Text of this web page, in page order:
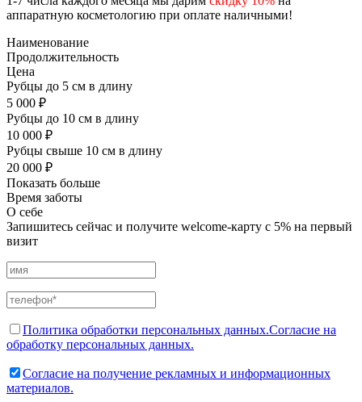
аппаратную косметологию при оплате наличными!
Наименование
Продолжительность
Цена
Рубцы до 5 см в длину
5 000 ₽
Рубцы до 10 см в длину
10 000 ₽
Рубцы свыше 10 см в длину
20 000 ₽
Показать больше
Время заботы
О себе
Запишитесь сейчас и получите welcome-карту с 5% на первый
визит
Политика обработки персональных данных.Согласие на
обработку персональных данных.
Согласие на получение рекламных и информационных
материалов.